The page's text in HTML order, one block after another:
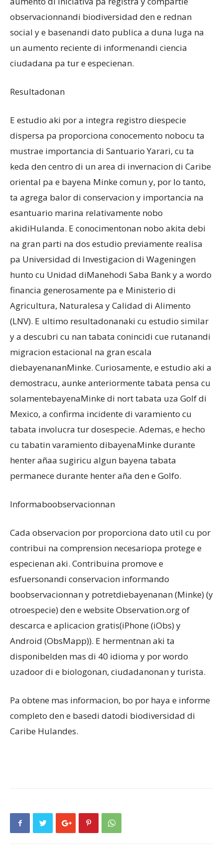
observacionnandi biodiversidad den e rednan
social y e basenandi dato publica a duna luga na
un aumento reciente di informenandi ciencia
ciudadana pa tur e especienan.
Resultadonan
E estudio aki por a integra registro diespecie
dispersa pa proporciona conocemento nobocu ta
mustrae importancia di Santuario Yarari, cu ta
keda den centro di un area di invernacion di Caribe
oriental pa e bayena Minke comun y, por lo tanto,
ta agrega balor di conservacion y importancia na
esantuario marina relativamente nobo
akidiHulanda. E conocimentonan nobo akita debi
na gran parti na dos estudio previamente realisa
pa Universidad di Investigacion di Wageningen
hunto cu Unidad diManehodi Saba Bank y a wordo
financia generosamente pa e Ministerio di
Agricultura, Naturalesa y Calidad di Alimento
(LNV). E ultimo resultadonanaki cu estudio similar
y a descubri cu nan tabata conincidi cue rutanandi
migracion estacional na gran escala
diebayenananMinke. Curiosamente, e estudio aki a
demostracu, aunke anteriormente tabata pensa cu
solamentebayenaMinke di nort tabata uza Golf di
Mexico, a confirma incidente di varamiento cu
tabata involucra tur dosespecie. Ademas, e hecho
cu tabatin varamiento dibayenaMinke durante
henter añaa sugiricu algun bayena tabata
permanece durante henter aña den e Golfo.
Informaboobservacionnan
Cada observacion por proporciona dato util cu por
contribui na comprension necesariopa protege e
especienan aki. Contribuina promove e
esfuersonandi conservacion informando
boobservacionnan y potretdiebayenanan (Minke) (y
otroespecie) den e website Observation.org of
descarca e aplicacion gratis(iPhone (iObs) y
Android (ObsMapp)). E hermentnan aki ta
disponibelden mas di 40 idioma y por wordo
uzadoor di e biologonan, ciudadanonan y turista.
Pa obtene mas informacion, bo por haya e informe
completo den e basedi datodi biodiversidad di
Caribe Hulandes.